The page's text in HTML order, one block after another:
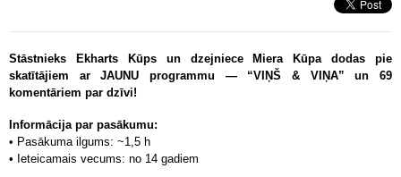
Stāstnieks Ekharts Kūps un dzejniece Miera Kūpa dodas pie
skatītājiem ar JAUNU programmu — “VIŅŠ & VIŅA” un 69
komentāriem par dzīvi!
Informācija par pasākumu:
• Pasākuma ilgums: ~1,5 h
• Ieteicamais vecums: no 14 gadiem